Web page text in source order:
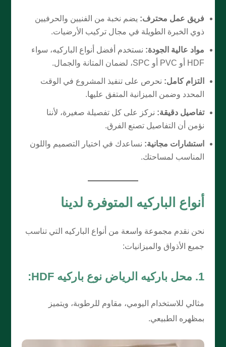
فريق عمل محترف: يضم نخبة من الفنيين والحرفيين
ذوي الخبرة الطويلة في مجال تركيب الأرضيات.
مواد عالية الجودة: نستخدم أفضل أنواع الباركيه، سواء
HDF أو PVC أو SPC، لضمان المتانة والجمال.
التزام كامل: نحرص على تنفيذ المشروع في الوقت
المحدد وضمن الميزانية المتفق عليها.
تفاصيل دقيقة: نركز على كل تفصيلة صغيرة، لأننا
نؤمن أن التفاصيل تصنع الفرق.
استشارات مجانية: نساعدك في اختيار التصميم واللون
المناسب لمساحتك.
أنواع الباركيه المتوفرة لدينا
نحن نقدم مجموعة واسعة من أنواع الباركيه التي تناسب
جميع الأذواق والميزانيات:
1. محل باركيه الرياض نوع باركيه HDF:
مثالي للاستخدام اليومي، مقاوم للرطوبة، ويتميز
بمظهره الطبيعي.